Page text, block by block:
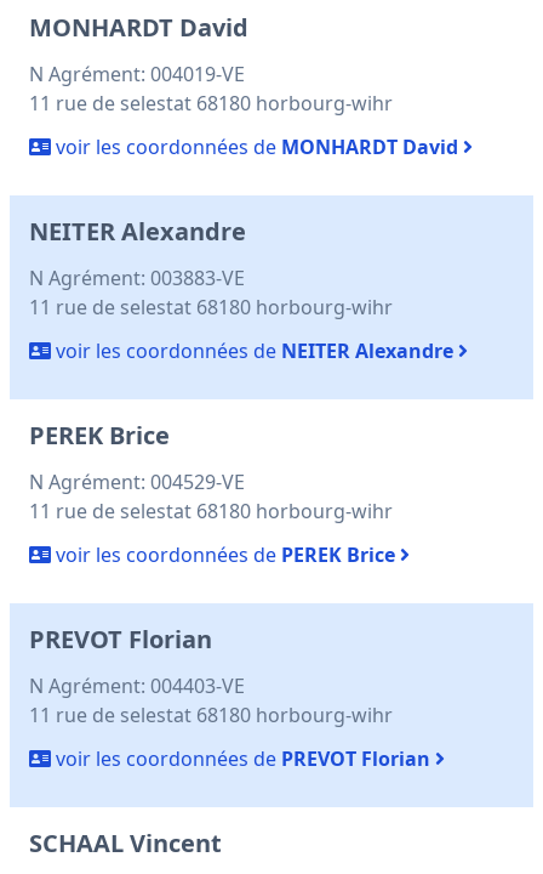
MONHARDT David
N Agrément: 004019-VE
11 rue de selestat 68180 horbourg-wihr
voir les coordonnées de MONHARDT David
NEITER Alexandre
N Agrément: 003883-VE
11 rue de selestat 68180 horbourg-wihr
voir les coordonnées de NEITER Alexandre
PEREK Brice
N Agrément: 004529-VE
11 rue de selestat 68180 horbourg-wihr
voir les coordonnées de PEREK Brice
PREVOT Florian
N Agrément: 004403-VE
11 rue de selestat 68180 horbourg-wihr
voir les coordonnées de PREVOT Florian
SCHAAL Vincent